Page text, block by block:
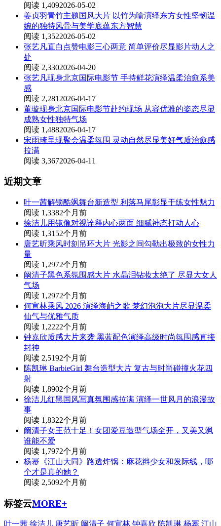
阅读 1,4092026-05-02
姜贞羽青竹主题国风大片 以竹为喻演绎东方女性坚韧温
婉的独特风骨与美学底蕴东方智慧
阅读 1,3522026-05-02
张艺凡直白点赞电影三心两意 简单评价尽显影片动人之
处
阅读 2,3302026-04-20
张艺凡现身北京国际电影节 手持鲜花演绎温柔治愈系美
感
阅读 2,281 2026-04-17
董璇现身北京国际电影节赴约现场 从容优雅的姿态尽显
成熟女性独特气场
阅读 1,4882026-04-17
宋雨琦呈现聚会温柔氛围 灵动自然尽显美好气质治愈感
拉满
阅读 3,3672026-04-11
近期文章
叶一茜解锁酷飒舞台新造型 利落马尾彰显干练女性魅力
阅读 1,3382个月前
徐洁儿用镜像对视诠释内心两面 细腻神态打动人心
阅读 1,3152个月前
唐艺昕乘风时刻吊环大片 光影之间勾勒出极致的女性力
量
阅读 1,2972个月前
阚清子黑色系氛围感大片 水晶泪钻妆太绝了 尽显大女人
气场
阅读 1,2972个月前
何宣林乘风 2026 演绎海屿之歌 梦幻泡泡大片尽显温柔
仙气与优雅气质
阅读 1,2222个月前
钟嘉欣质感大片来袭 黑蓝配色演绎高级时尚氛围感直接
封神
阅读 2,5192个月前
陈凯琳 BarbieGirl 舞台造型大片 复古与时尚碰撞火花四
射
阅读 1,8902个月前
徐洁儿红黑国风写真氛围感拉满 演绎一世风月的浪漫故
事
阅读 1,8322个月前
阚清子女王范十足！女团爱豆造型气场全开，又美又飒
谁能不爱
阅读 1,7972个月前
杨幂《江山大同》路透炸锅：麻花辫少女和发际线，哪
个才是真的她？
阅读 2,5092个月前
标签云MORE+
叶一茜 徐洁儿 唐艺昕 阚清子 何宣林 钟嘉欣 陈凯琳 杨幂 江山